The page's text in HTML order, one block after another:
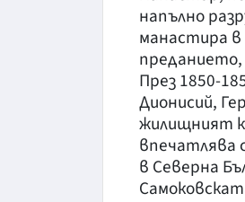
напълно
манастира в
преданието,
През 1850-
Дионисий,
жилищният
впечатлява
в Северна